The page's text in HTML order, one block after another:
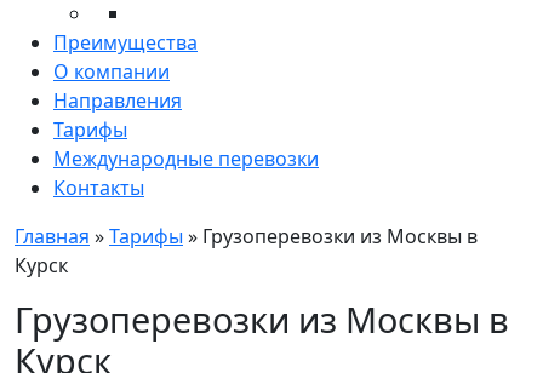
Преимущества
О компании
Направления
Тарифы
Международные перевозки
Контакты
Главная »Тарифы » Грузоперевозки из Москвы в
Курск
Грузоперевозки из Москвы в
Курск